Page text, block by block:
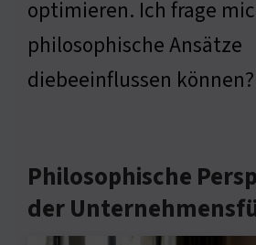
optimieren. Ich frage
philosophische Ansätze
diebeeinflussen können?
Philosophische
der